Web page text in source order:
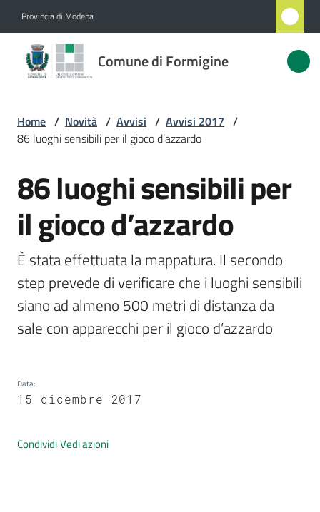
Provincia di Modena
Comune di Formigine
Comune
di
Novità
Menu selezionato
Servizi
Vivere
Formigine
Prenotazione
appuntamenti
l
Home / Novità / Avvisi / Avvisi 2017 /
86 luoghi sensibili per il gioco d’azzardo
Salta al contenuto
86 luoghi sensibili per
il gioco d’azzardo
È stata effettuata la mappatura. Il secondo
step prevede di verificare che i luoghi sensibili
siano ad almeno 500 metri di distanza da
sale con apparecchi per il gioco d’azzardo
Data:
15 dicembre 2017
CondividiVedi azioni